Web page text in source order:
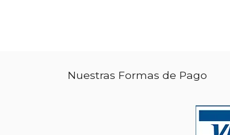
Nuestras Formas de Pago